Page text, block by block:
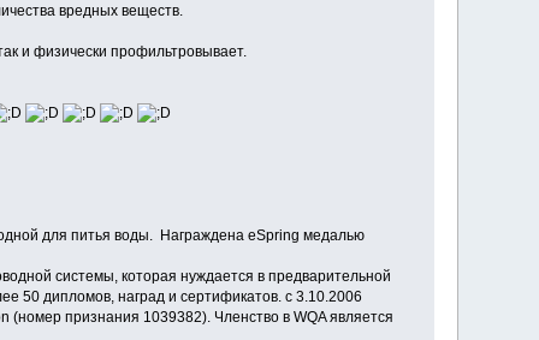
вредных веществ.
и физически профильтровывает.
для питья воды. Награждена eSpring медалью
системы, которая нуждается в предварительной
50 дипломов, наград и сертификатов. с 3.10.2006
признания 1039382). Членство в WQA является